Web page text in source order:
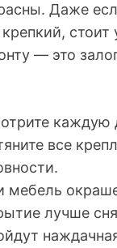
Даже
стоит
— это
каждую
все
мебель
лучше